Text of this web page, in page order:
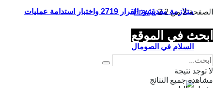
متلازمة مقديشو: القرار 2719 واختبار استدامة عمليات
السلام في الصومال
الصفحة 2 من 2
Prev 1 2
ابحث في الموقع
لا توجد نتيجة
مشاهدة جميع النتائج